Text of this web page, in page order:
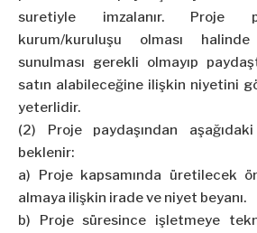
suretiyle imzalanır. Proje
kurum/kuruluşu olması
sunulması gerekli olmayıp
satın alabileceğine ilişkin niyetini
yeterlidir.
(2) Proje paydaşından aşağıdaki
beklenir:
a) Proje kapsamında üretilecek
almaya ilişkin irade ve niyet beyanı.
b) Proje süresince işletmeye